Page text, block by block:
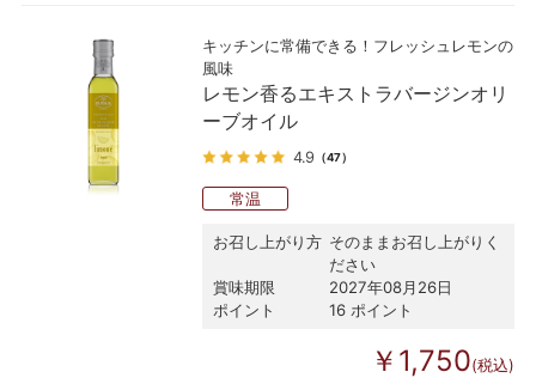
キッチンに常備できる！フレッシュレモンの
風味
レモン香るエキストラバージンオリ
ーブオイル
4.9 （47）
常温
お召し上がり方 そのままお召し上がりく
ださい
賞味期限
2027年08月26日
ポイント
16 ポイント
￥1,750(税込)